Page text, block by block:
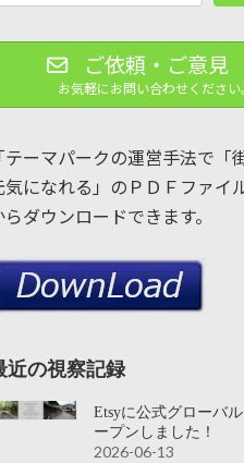
ご依頼・ご意見
お気軽にお問い合わせください
テーマパークの運営手法で「
気になれる」のＰＤＦファイ
らダウンロードできます。
近の視察記録
Etsyに公式グローバ
ープンしました！
2026-06-13